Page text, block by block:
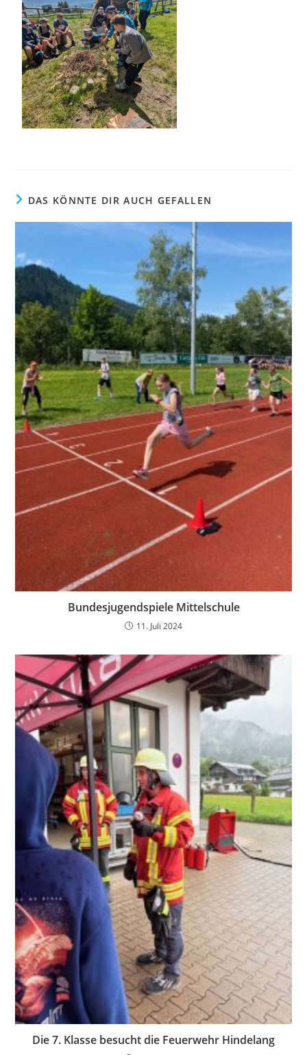
DAS KÖNNTE DIR AUCH GEFALLEN
Bundesjugendspiele Mittelschule
11. Juli 2024
Die 7. Klasse besucht die Feuerwehr Hindelang